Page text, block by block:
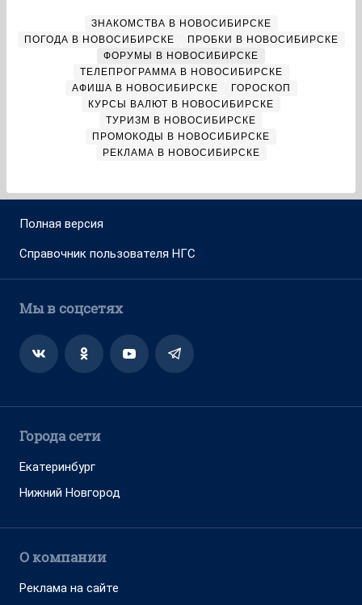
ЗНАКОМСТВА В НОВОСИБИРСКЕ
ПОГОДА В НОВОСИБИРСКЕ
ПРОБКИ В НОВОСИБИРСКЕ
ФОРУМЫ В НОВОСИБИРСКЕ
ТЕЛЕПРОГРАММА В НОВОСИБИРСКЕ
АФИША В НОВОСИБИРСКЕ
ГОРОСКОП
КУРСЫ ВАЛЮТ В НОВОСИБИРСКЕ
ТУРИЗМ В НОВОСИБИРСКЕ
ПРОМОКОДЫ В НОВОСИБИРСКЕ
РЕКЛАМА В НОВОСИБИРСКЕ
Полная версия
Справочник пользователя НГС
Мы в соцсетях
Города сети
Екатеринбург
Нижний Новгород
О компании
Реклама на сайте